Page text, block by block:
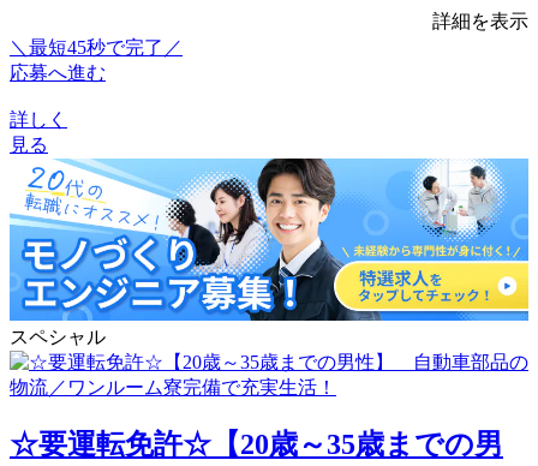
詳細を表示
＼最短45秒で完了／
応募へ進む
詳しく
見る
スペシャル
☆要運転免許☆【20歳～35歳までの男